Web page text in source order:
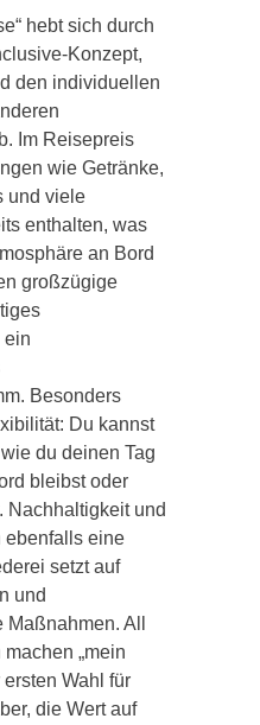
hebt sich durch
Konzept,
den individuellen
Im Reisepreis
wie Getränke,
und viele
enthalten, was
an Bord
großzügige
ein
Besonders
Du kannst
du deinen Tag
bleibst oder
Nachhaltigkeit und
ebenfalls eine
setzt auf
und
All
„mein
Wahl für
die Wert auf